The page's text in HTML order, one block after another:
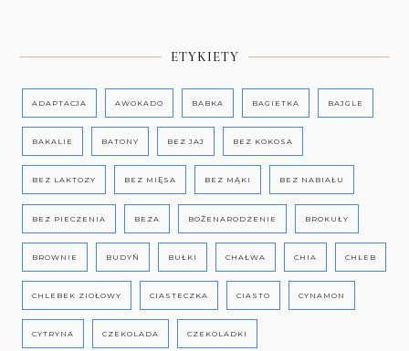
ETYKIETY
ADAPTACJA AWOKADO BABKA BAGIETKA BAJGLE
BAKALIE BATONY BEZ JAJ BEZ KOKOSA
BEZ LAKTOZY BEZ MIĘSA BEZ MĄKI BEZ NABIAŁU
BEZ PIECZENIA BEZA BOŻENARODZENIE BROKUŁY
BROWNIE BUDYŃ BUŁKI CHAŁWA CHIA CHLEB
CHLEBEK ZIOŁOWY CIASTECZKA CIASTO CYNAMON
CYTRYNA CZEKOLADA CZEKOLADKI